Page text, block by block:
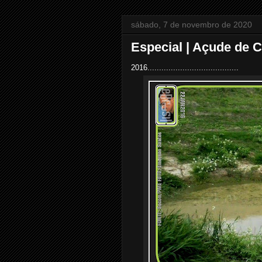
sábado, 7 de novembro de 2020
Especial | Açude de
2016.......................................